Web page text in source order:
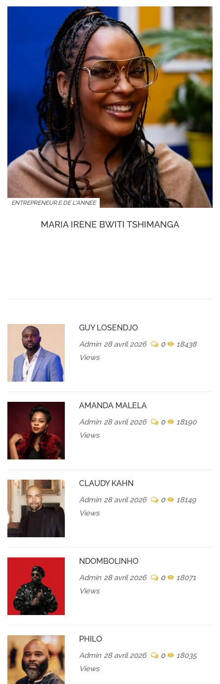
ENTREPRENEUR.E DE L'ANNÉE
MARIA IRENE BWITI TSHIMANGA
GUY LOSENDJO
Admin 28 avril 2026 0
18438
Views
AMANDA MALELA
Admin 28 avril 2026 0
18190
Views
CLAUDY KAHN
Admin 28 avril 2026 0
18149
Views
NDOMBOLINHO
Admin 28 avril 2026 0
18071
Views
PHILO
Admin 28 avril 2026 0
18035
Views